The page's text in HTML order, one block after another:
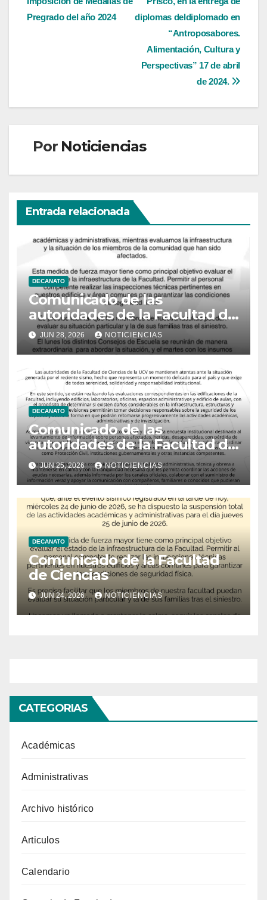
entradas
diplomas deldiplomado en
“Antroposabores.
Alimentación, Cultura y
Perspectivas” 17 de abril
de 2024.
Pregrado del año 2024
Por Noticiencias
Entrada relacionada
DECANATO
Comunicado de las
autoridades de la Facultad de
Ciencias
JUN 28, 2026 NOTICIENCIAS
DECANATO
Comunicado de las
autoridades de la Facultad de
Ciencias
JUN 25, 2026 NOTICIENCIAS
DECANATO
Comunicado de la Facultad
de Ciencias
JUN 24, 2026 NOTICIENCIAS
CATEGORIAS
Académicas
Administrativas
Archivo histórico
Articulos
Calendario